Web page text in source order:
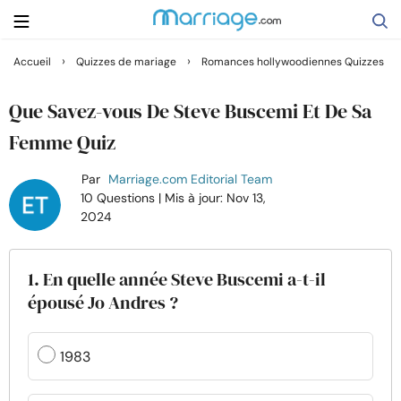
Se marier
Relations
Aide
Cours
Accueil › Quizzes de mariage › Romances hollywoodiennes Quizzes
Que Savez-vous De Steve Buscemi Et De Sa
Femme Quiz
Par Marriage.com Editorial Team
10 Questions | Mis à jour: Nov 13,
2024
1. En quelle année Steve Buscemi a-t-il
épousé Jo Andres ?
1983